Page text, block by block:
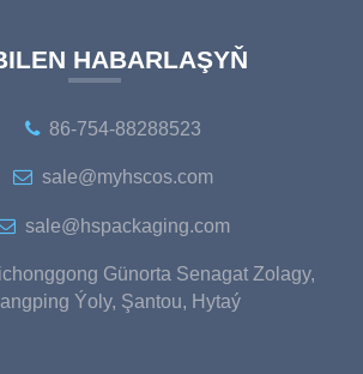
HABARLAŞYŇ
86-754-88288523
sale@myhscos.com
sale@hspackaging.com
Günorta Senagat Zolagy,
Ýoly, Şantou, Hytaý